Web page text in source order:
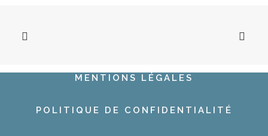
MENTIONS LÉGALES
POLITIQUE DE CONFIDENTIALITÉ